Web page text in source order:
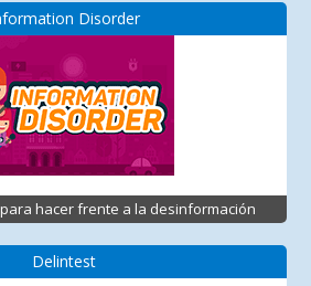
Disorder
hacer frente a la desinformación
Delintest